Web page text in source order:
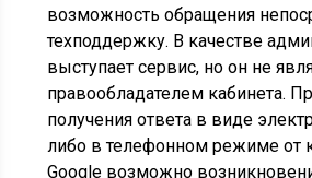
возможность обращения
техподдержку. В качестве
выступает сервис, но он не
правообладателем кабинета.
получения ответа в виде
либо в телефонном режиме от
Google возможно